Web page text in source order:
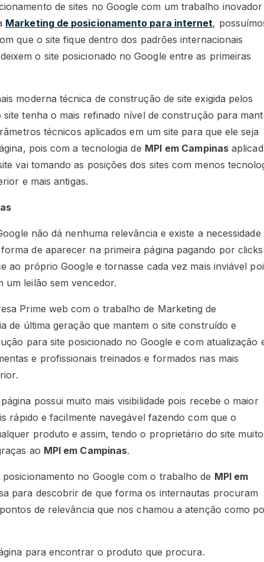
de sites no Google com um trabalho inovador
Marketing de posicionamento para internet,
que o site fique dentro dos padrões internacionais
o site posicionado no Google entre as primeiras
moderna técnica de construção de site exigida pelos
site tenha o mais refinado nível de construção para
técnicos aplicados em um site para que ele seja
pois com a tecnologia de MPI em Campinas
vai tomando as posições dos sites com menos
e mais antigas.
não dá nenhuma relevância e existe a necessidade
de aparecer na primeira página pagando por clicks
ao próprio Google e tornasse cada vez mais inviável
um leilão sem vencedor.
Prime web com o trabalho de Marketing de
de última geração que mantem o site construído e
para site posicionado no Google e com atualização
e profissionais treinados e formados nas mais
possui muito mais visibilidade pois recebe o maior
rápido e facilmente navegável fazendo com que o
produto e assim, tendo o proprietário do site muito
ao MPI em Campinas.
no Google com o trabalho de MPI em
para descobrir de que forma os internautas procuram
de relevância que nos chamou a atenção como
para encontrar o produto que procura.